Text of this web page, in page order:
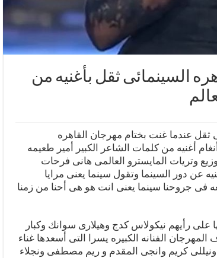
السينمائى ثقل بأغنيه من
عندما غنت بختام مهرجان القاهره
فى دورته ال 39 وغنت أنغام أغنيه من كلمات الشاعر الكبير أمير طعيمه
وتريات المايسترو العالمى هانى فرحات
عن دور السينما وتقول سينما يعنى مرايا
فى جروحنا سينما يعنى انت هو هى أحنا من زمنا
على رأيهم نيكولاس كدج وهيلارى سوانك وكبار
الفنانه الكبيره يسرا التى أسعدها غناء
ونيللى كريم وانجى المقدم و ريم مصطفى ونجلاء